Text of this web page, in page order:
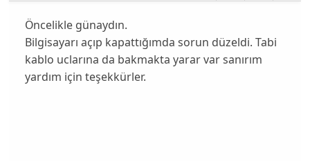
Öncelikle günaydın.
Bilgisayarı açıp kapattığımda sorun düzeldi. Tabi
kablo uclarına da bakmakta yarar var sanırım
yardım için teşekkürler.